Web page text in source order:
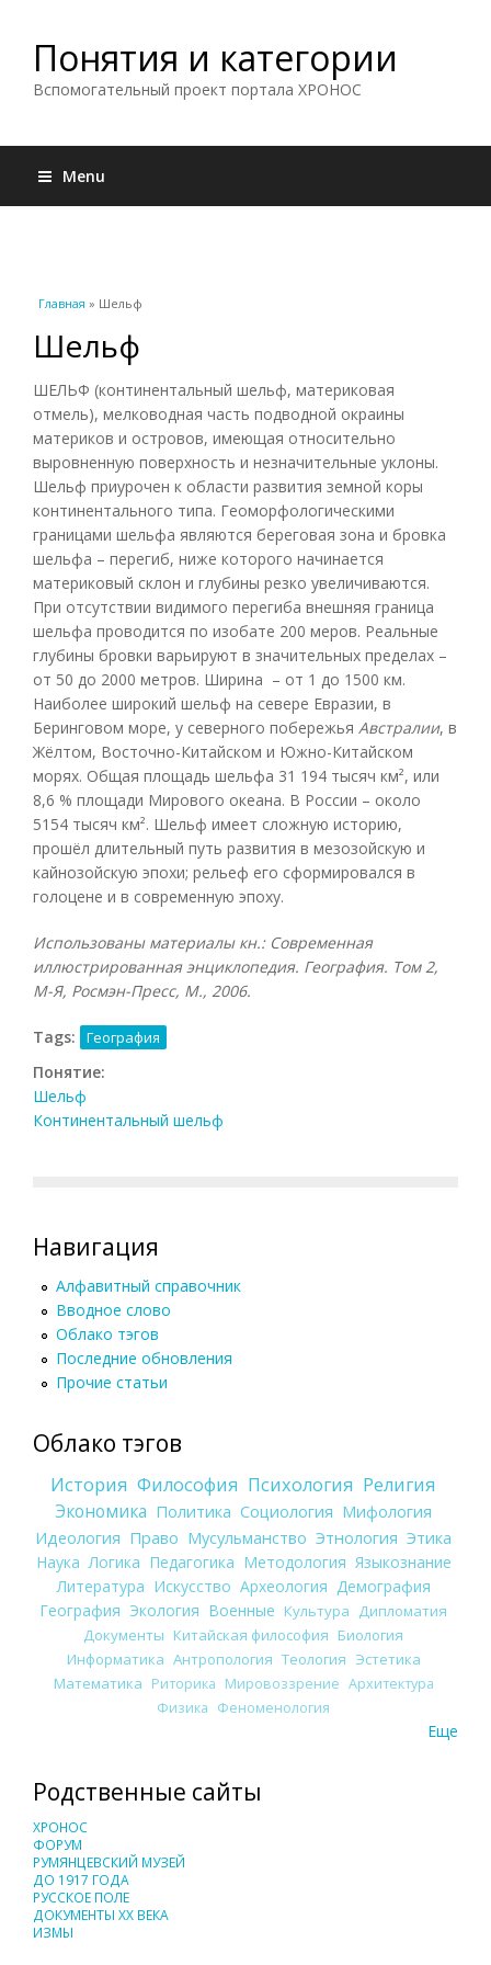
Понятия и категории
Вспомогательный проект портала ХРОНОС
Menu
Вы здесь
Главная » Шельф
Шельф
ШЕЛЬФ (континентальный шельф, материковая
отмель), мелководная часть подводной окраины
материков и островов, имеющая относительно
выровненную поверхность и незначительные уклоны.
Шельф приурочен к области развития земной коры
континентального типа. Геоморфологическими
границами шельфа являются береговая зона и бровка
шельфа – перегиб, ниже которого начинается
материковый склон и глубины резко увеличиваются.
При отсутствии видимого перегиба внешняя граница
шельфа проводится по изобате 200 меров. Реальные
глубины бровки варьируют в значительных пределах –
от 50 до 2000 метров. Ширина – от 1 до 1500 км.
Наиболее широкий шельф на севере Евразии, в
Беринговом море, у северного побережья Австралии, в
Жёлтом, Восточно-Китайском и Южно-Китайском
морях. Общая площадь шельфа 31 194 тысяч км², или
8,6 % площади Мирового океана. В России – около
5154 тысяч км². Шельф имеет сложную историю,
прошёл длительный путь развития в мезозойскую и
кайнозойскую эпохи; рельеф его сформировался в
голоцене и в современную эпоху.
Использованы материалы кн.: Современная
иллюстрированная энциклопедия. География. Том 2,
М-Я, Росмэн-Пресс, М., 2006.
Tags: География
Понятие:
Шельф
Континентальный шельф
Навигация
Алфавитный справочник
Вводное слово
Облако тэгов
Последние обновления
Прочие статьи
Облако тэгов
История Философия Психология Религия
Экономика Политика Социология Мифология
Идеология Право Мусульманство Этнология Этика
Наука Логика Педагогика Методология Языкознание
Литература Искусство Археология Демография
География Экология Военные Культура
Дипломатия
Документы Китайская философия Биология
Информатика Антропология Теология Эстетика
Математика Риторика Мировоззрение Архитектура
Физика Феноменология
Еще
Родственные сайты
ХРОНОС
ФОРУМ
РУМЯНЦЕВСКИЙ МУЗЕЙ
ДО 1917 ГОДА
РУССКОЕ ПОЛЕ
ДОКУМЕНТЫ XX ВЕКА
ИЗМЫ